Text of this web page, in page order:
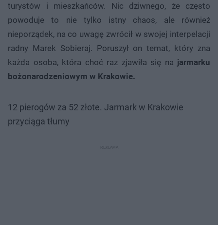
turystów i mieszkańców. Nic dziwnego, że często
powoduje to nie tylko istny chaos, ale również
nieporządek, na co uwagę zwrócił w swojej interpelacji
radny Marek Sobieraj. Poruszył on temat, który zna
każda osoba, która choć raz zjawiła się na jarmarku
bożonarodzeniowym w Krakowie.
12 pierogów za 52 złote. Jarmark w Krakowie
przyciąga tłumy